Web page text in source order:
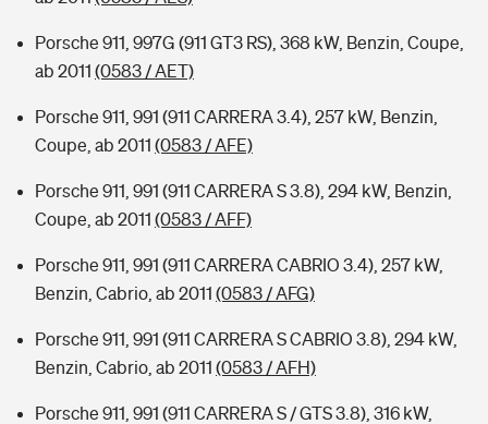
Porsche 911, 997G (911 GT3 RS), 368 kW, Benzin, Coupe,
ab 2011 (0583 / AET)
Porsche 911, 991 (911 CARRERA 3.4), 257 kW, Benzin,
Coupe, ab 2011 (0583 / AFE)
Porsche 911, 991 (911 CARRERA S 3.8), 294 kW, Benzin,
Coupe, ab 2011 (0583 / AFF)
Porsche 911, 991 (911 CARRERA CABRIO 3.4), 257 kW,
Benzin, Cabrio, ab 2011 (0583 / AFG)
Porsche 911, 991 (911 CARRERA S CABRIO 3.8), 294 kW,
Benzin, Cabrio, ab 2011 (0583 / AFH)
Porsche 911, 991 (911 CARRERA S / GTS 3.8), 316 kW,